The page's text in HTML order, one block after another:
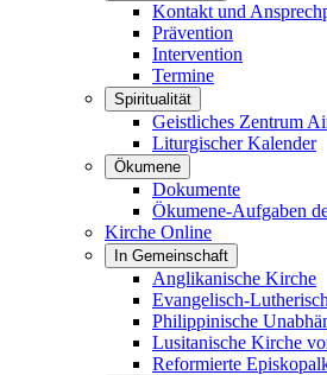
Kontakt und
Prävention
Intervention
Termine
Spiritualität
Geistliches Zentrum
Liturgischer Kalender
Ökumene
Dokumente
Ökumene-Aufgaben
Kirche Online
In Gemeinschaft
Anglikanische Kirche
Evangelisch-
Philippinische
Lusitanische Kirche
Reformierte